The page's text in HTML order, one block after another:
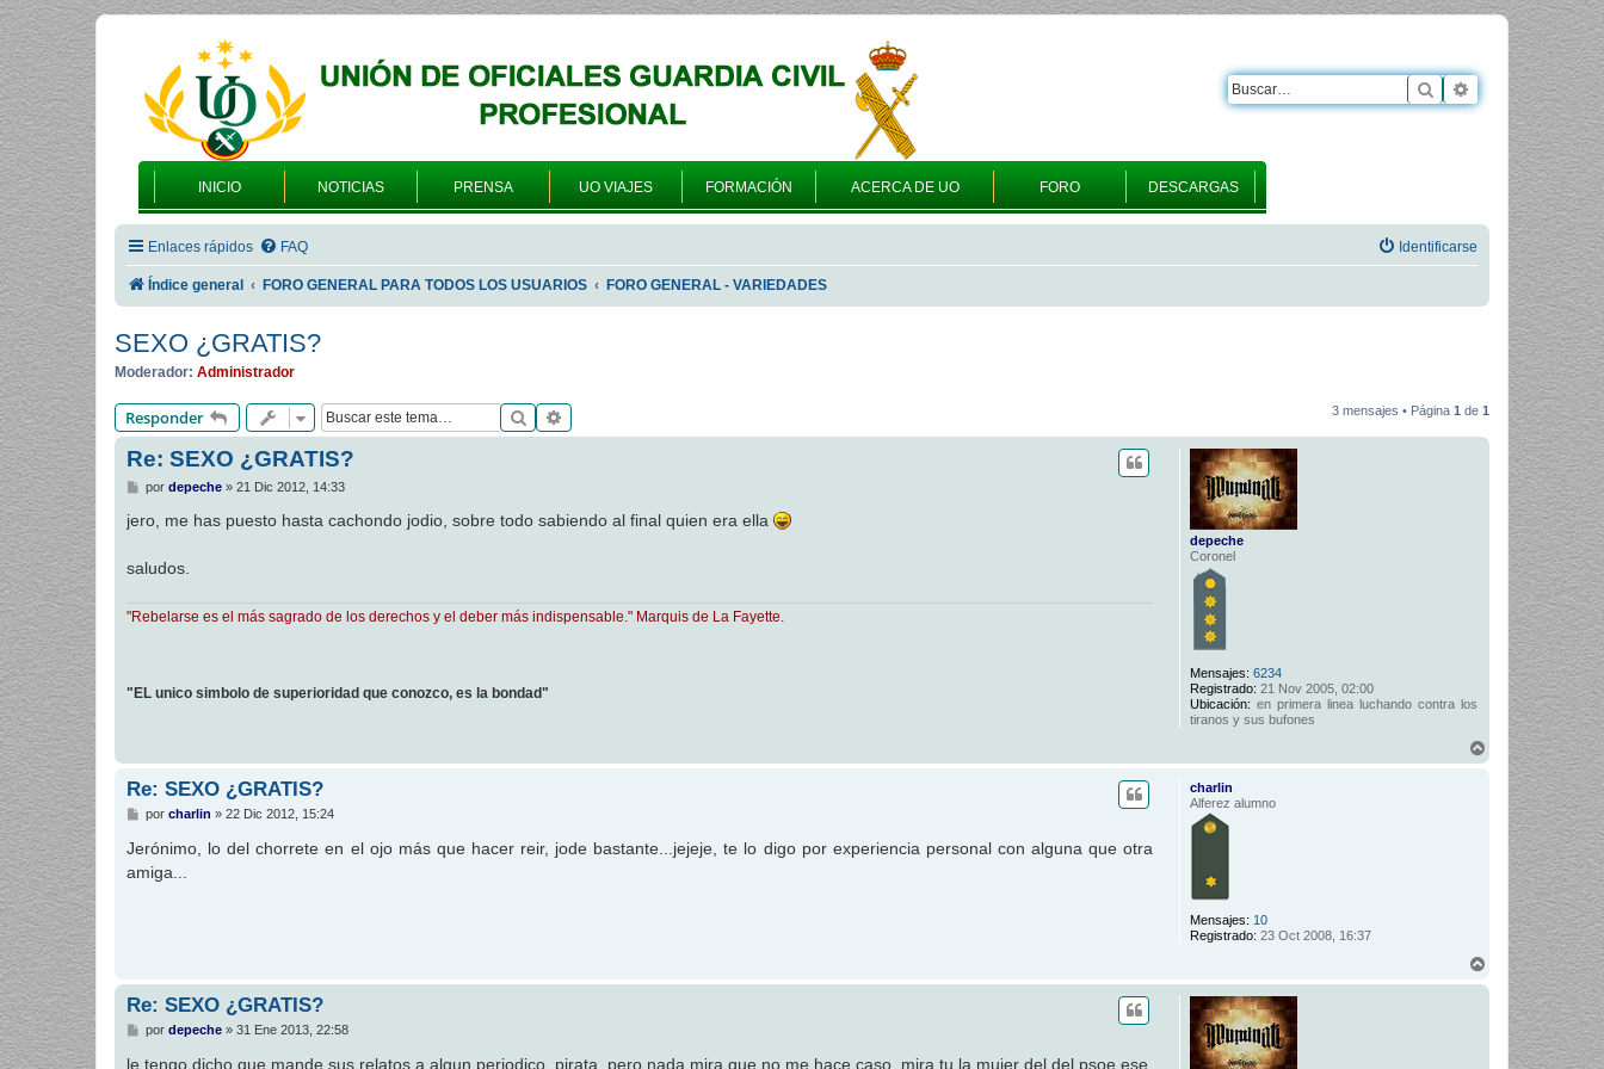
INICIO NOTICIAS PRENSA UO VIAJES FORMACIÓN ACERCA DE UO FORO DESCARGAS
Buscar Búsqueda
Enlaces rápidos FAQ Identificarse
Índice general FORO GENERAL PARA TODOS LOS USUARIOS FORO GENERAL - VARIEDADES
SEXO ¿GRATIS?
Moderador: Administrador
Responder Buscar 3 mensajes • Página 1 de 1
depeche
Coronel
Mensajes: 6234
Registrado: 21 Nov 2005, 02:00
Ubicación: en primera linea luchando contra los
tiranos y sus bufones
Re: SEXO ¿GRATIS?
M
n
j
e
por depeche» 21 Dic 2012, 14:33
jero, me has puesto hasta cachondo jodio, sobre todo sabiendo al final quien era ella
saludos.
"Rebelarse es el más sagrado de los derechos y el deber más indispensable." Marquis de La Fayette.
"EL unico simbolo de superioridad que conozco, es la bondad"
charlin
Alferez alumno
Mensajes: 10
Registrado: 23 Oct 2008, 16:37
Re: SEXO ¿GRATIS?
M
n
s
a
por charlin » 22 Dic 2012, 15:24
Jerónimo, lo del chorrete en el ojo más que hacer reir, jode bastante...jejeje, te lo digo por experiencia personal con alguna que otra
amiga...
Re: SEXO ¿GRATIS?
M
n
por depeche» 31 Ene 2013, 22:58
le tengo dicho que mande sus relatos a algun periodico, pirata, pero nada mira que no me hace caso, mira tu la mujer del del psoe ese,